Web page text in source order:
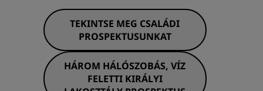
Előnyök
A pontok felhasználása
A pontgyűjtés módja
Bookers and Planners
TEKINTSE MEG CSALÁDI
PROSPEKTUSUNKAT
HÁROM HÁLÓSZOBÁS, VÍZ
FELETTI KIRÁLYI